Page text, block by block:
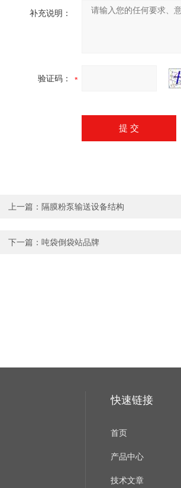
补充说明：
验证码：
上一篇： 隔膜粉泵输送设备结构
下一篇： 吨袋倒袋站品牌
快速链接
首页
产品中心
技术文章